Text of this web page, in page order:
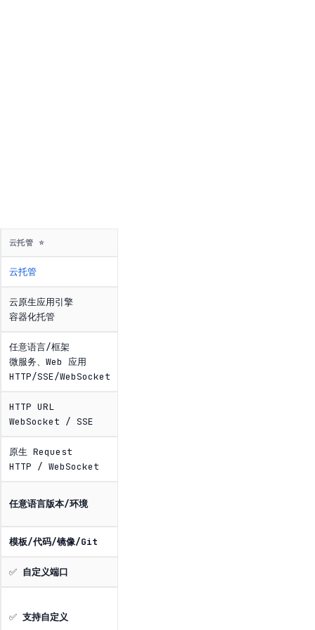
云托管 ⭐
云托管
云原生应用引擎
容器化托管
任意语言/框架
微服务、Web 应用
HTTP/SSE/WebSocket
HTTP URL
WebSocket / SSE
原生 Request
HTTP / WebSocket
任意语言版本/环境
模板/代码/镜像/Git
✅ 自定义端口
✅ 支持自定义